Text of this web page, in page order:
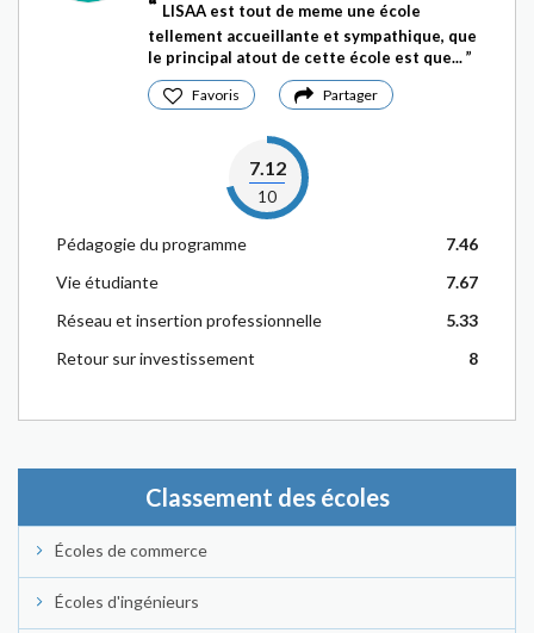
LISAA est tout de meme une école
tellement accueillante et sympathique, que
le principal atout de cette école est que...
Favoris Partager
7.12
10
Pédagogie du programme
7.46
Vie étudiante
7.67
Réseau et insertion professionnelle
5.33
Retour sur investissement
8
Classement des écoles
Écoles de commerce
Écoles d'ingénieurs